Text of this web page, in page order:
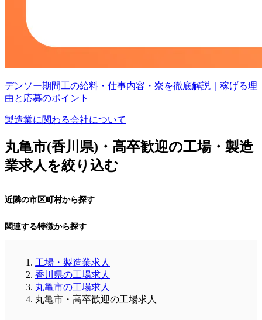
デンソー期間工の給料・仕事内容・寮を徹底解説｜稼げる理
由と応募のポイント
製造業に関わる会社について
丸亀市(香川県)・高卒歓迎の工場・製造
業求人を絞り込む
近隣の市区町村から探す
関連する特徴から探す
工場・製造業求人
香川県の工場求人
丸亀市の工場求人
丸亀市・高卒歓迎の工場求人